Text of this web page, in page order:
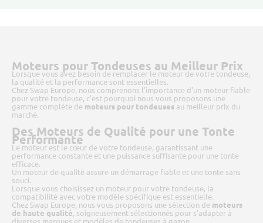
Moteurs pour Tondeuses au Meilleur Prix
Lorsque vous avez besoin de remplacer le moteur de votre tondeuse,
la qualité et la performance sont essentielles.
Chez Swap Europe, nous comprenons l'importance d'un moteur fiable
pour votre tondeuse, c'est pourquoi nous vous proposons une
gamme complète de moteurs pour tondeuses au meilleur prix du
marché.
Des Moteurs de Qualité pour une Tonte
Performante
Le moteur est le cœur de votre tondeuse, garantissant une
performance constante et une puissance suffisante pour une tonte
efficace.
Un moteur de qualité assure un démarrage fiable et une tonte sans
souci.
Lorsque vous choisissez un moteur pour votre tondeuse, la
compatibilité avec votre modèle spécifique est essentielle.
Chez Swap Europe, nous vous proposons une sélection de moteurs
de haute qualité, soigneusement sélectionnés pour s'adapter à